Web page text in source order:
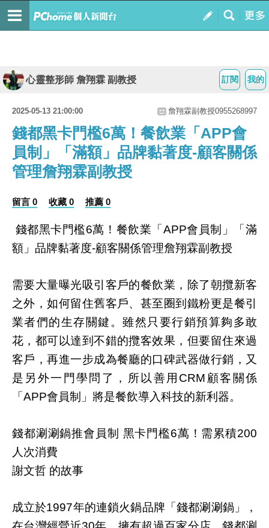
我的
訂閱
心靈整形師 詹翔霖 副教授
2025-05-13 21:00:00 詹翔霖副教授0955268997
錢都黑卡門檻6萬！餐飲業「APP會
員制」「滿額」品牌黏著度-顧客關係
管理詹翔霖副教授
留言 0 收藏 0 推薦 0
錢都黑卡門檻6萬！餐飲業「APP會員制」「滿
額」品牌黏著度-顧客關係管理詹翔霖副教授
需要大量曝光吸引客戶的餐飲業，除了朝攬新客
之外，如何留住舊客戶、甚至圈到鐵粉更是餐引
業者們的生存關鍵。雖然只要行銷預算夠多敢
花，都可以達到不錯的攬客效果，但要留住來過
客戶，再進一步成為餐廳的口碑武器做行銷，又
是另外一門學問了，所以善用 CRM 顧客關係
「APP會員制」將是餐飲導入科技的新利器。
錢都涮涮鍋推會員制 黑卡門檻6萬！需累積200
人次消費
謝文哲 的故事
成立於1997年的連鎖火鍋品牌「錢都涮涮鍋」，